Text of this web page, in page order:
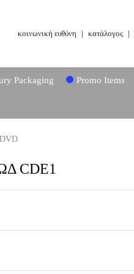
κοινωνική ευθύνη | κατάλογος |
Packaging Promo Items
CDE1